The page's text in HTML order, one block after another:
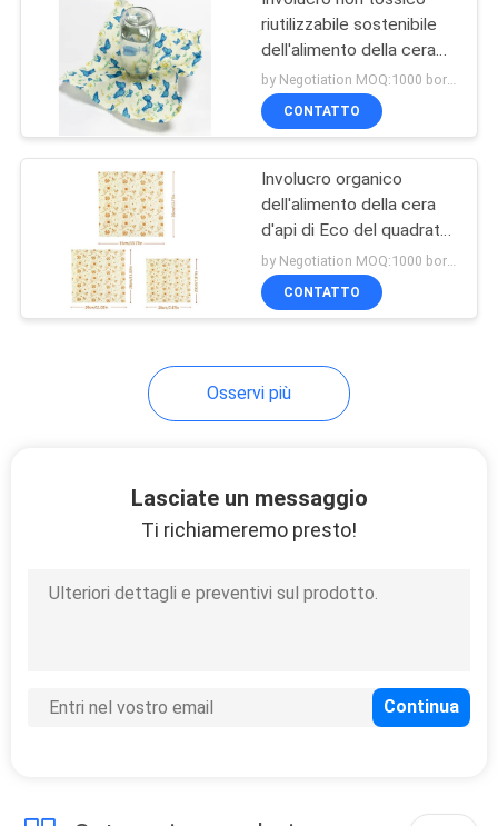
Filtro da Hepa
dell'aspirapolvere
Collegamenti di
eliminabile
riutilizzabile sostenibile
dell'alimento della cera
d'api di Eco
by Negotiation MOQ:1000 borsa/borse
CONTATTO
Involucro organico
dell'alimento della cera
d'api di Eco del quadrato
antibatterico dell'OEM
by Negotiation MOQ:1000 borsa/borse
CONTATTO
Osservi più
Lasciate un messaggio
Ti richiameremo presto!